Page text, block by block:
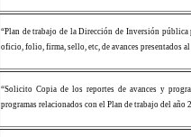
“Plan de trabajo de la Dirección de Inversión
oficio, folio, firma, sello, etc, de avances presentados
“Solicito Copia de los reportes de avances y
programas relacionados con el Plan de trabajo del año